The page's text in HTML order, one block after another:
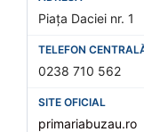
Piața Daciei nr. 1
0238 710 562
primariabuzau.ro